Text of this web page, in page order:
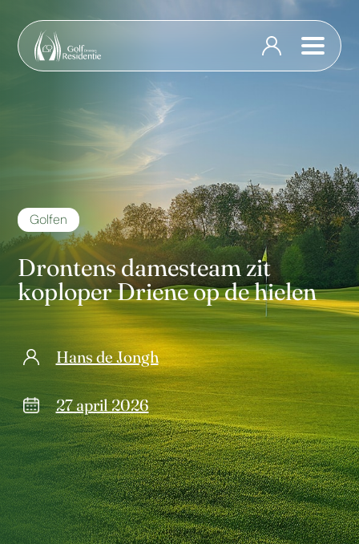
Golfen
Drontens damesteam zit
koploper Driene op de hielen
Hans de Jongh
27 april 2026